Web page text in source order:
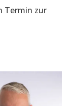
Termin zur